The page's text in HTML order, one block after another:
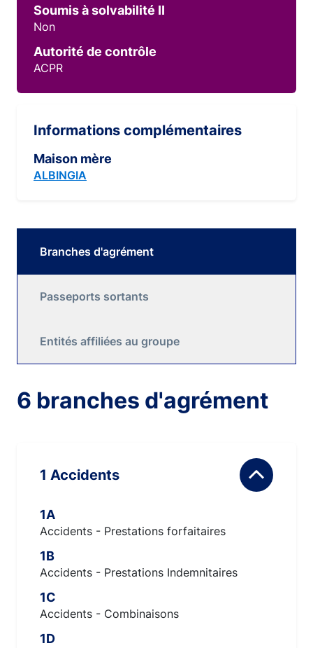
Soumis à solvabilité II
Non
Autorité de contrôle
ACPR
Informations complémentaires
Maison mère
ALBINGIA
Branches d'agrément
Passeports sortants
Entités affiliées au groupe
6 branches d'agrément
1 Accidents
1A
Accidents - Prestations forfaitaires
1B
Accidents - Prestations Indemnitaires
1C
Accidents - Combinaisons
1D